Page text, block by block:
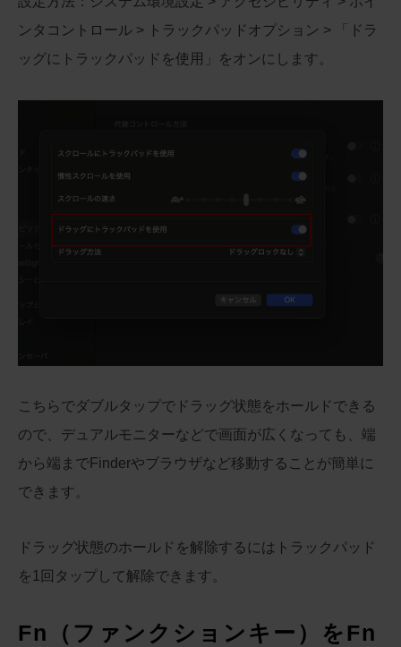
ンタコントロール > トラックパッドオプション > 「ドラ
ッグにトラックパッドを使用」をオンにします。
こちらでダブルタップでドラッグ状態をホールドできる
ので、デュアルモニターなどで画面が広くなっても、端
から端までFinderやブラウザなど移動することが簡単に
できます。
ドラッグ状態のホールドを解除するにはトラックパッド
を1回タップして解除できます。
Fn（ファンクションキー）をFn